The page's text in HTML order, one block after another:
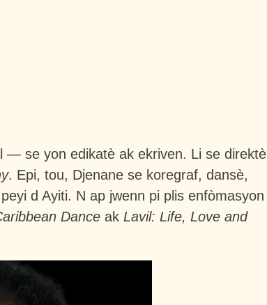
— se yon edikatè ak ekriven. Li se direktè
. Epi, tou, Djenane se koregraf, dansè,
d Ayiti. N ap jwenn pi plis enfòmasyon
Dance ak Lavil: Life, Love and